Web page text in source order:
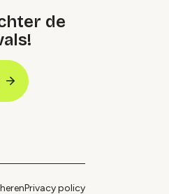
de
Privacy policy